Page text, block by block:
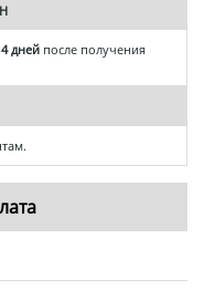
дней после получения